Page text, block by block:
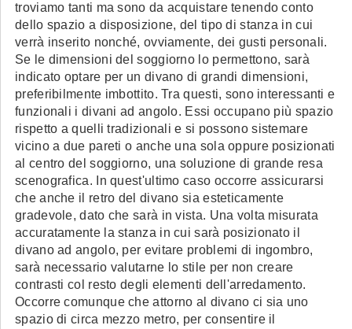
troviamo tanti ma sono da acquistare tenendo conto
dello spazio a disposizione, del tipo di stanza in cui
verrà inserito nonché, ovviamente, dei gusti personali.
Se le dimensioni del soggiorno lo permettono, sarà
indicato optare per un divano di grandi dimensioni,
preferibilmente imbottito. Tra questi, sono interessanti e
funzionali i divani ad angolo. Essi occupano più spazio
rispetto a quelli tradizionali e si possono sistemare
vicino a due pareti o anche una sola oppure posizionati
al centro del soggiorno, una soluzione di grande resa
scenografica. In quest'ultimo caso occorre assicurarsi
che anche il retro del divano sia esteticamente
gradevole, dato che sarà in vista. Una volta misurata
accuratamente la stanza in cui sarà posizionato il
divano ad angolo, per evitare problemi di ingombro,
sarà necessario valutarne lo stile per non creare
contrasti col resto degli elementi dell'arredamento.
Occorre comunque che attorno al divano ci sia uno
spazio di circa mezzo metro, per consentire il